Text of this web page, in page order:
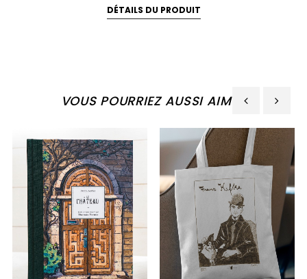
DÉTAILS DU PRODUIT
VOUS POURRIEZ AUSSI AIMER
‹ ›